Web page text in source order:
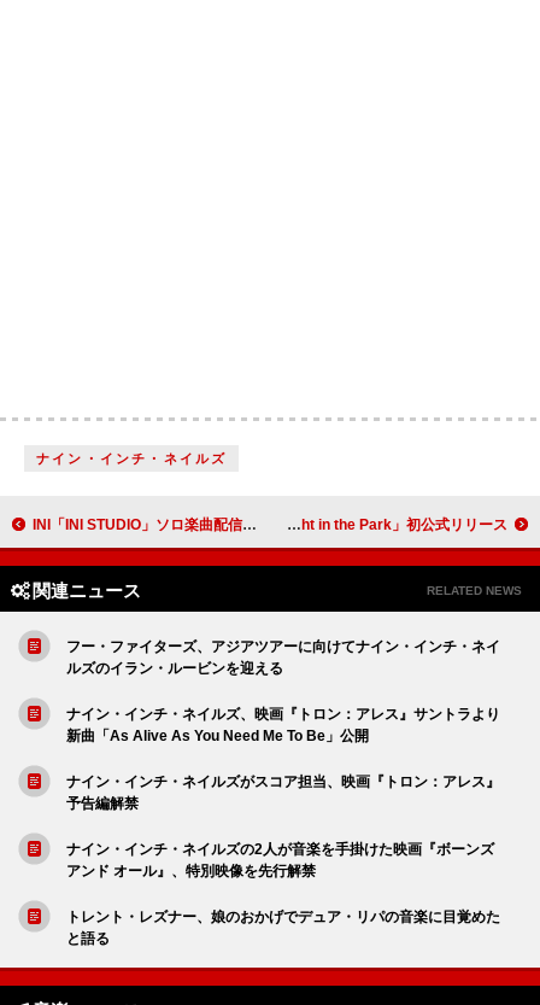
ナイン・インチ・ネイルズ
INI「INI STUDIO」ソロ楽曲配信へ、TAKUMI／FENGFAN／HIROMUの計6曲 ブルース・スプリングスティーン、『明日なき暴走』50周年を記念して「Lonely Night in the Park」初公式リリース
関連ニュース RELATED NEWS
フー・ファイターズ、アジアツアーに向けてナイン・インチ・ネイ
ルズのイラン・ルービンを迎える
ナイン・インチ・ネイルズ、映画『トロン：アレス』サントラより
新曲「As Alive As You Need Me To Be」公開
ナイン・インチ・ネイルズがスコア担当、映画『トロン：アレス』
予告編解禁
ナイン・インチ・ネイルズの2人が音楽を手掛けた映画『ボーンズ
アンド オール』、特別映像を先行解禁
トレント・レズナー、娘のおかげでデュア・リパの音楽に目覚めた
と語る